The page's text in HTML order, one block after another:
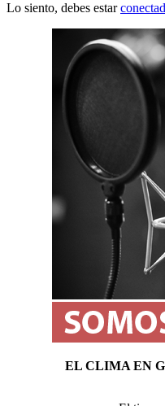
Lo siento, debes estar
EL CLIMA EN